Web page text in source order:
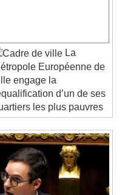
Forward
liveLIVE
La
Européenne de
engage la
d’un de ses
les plus pauvres